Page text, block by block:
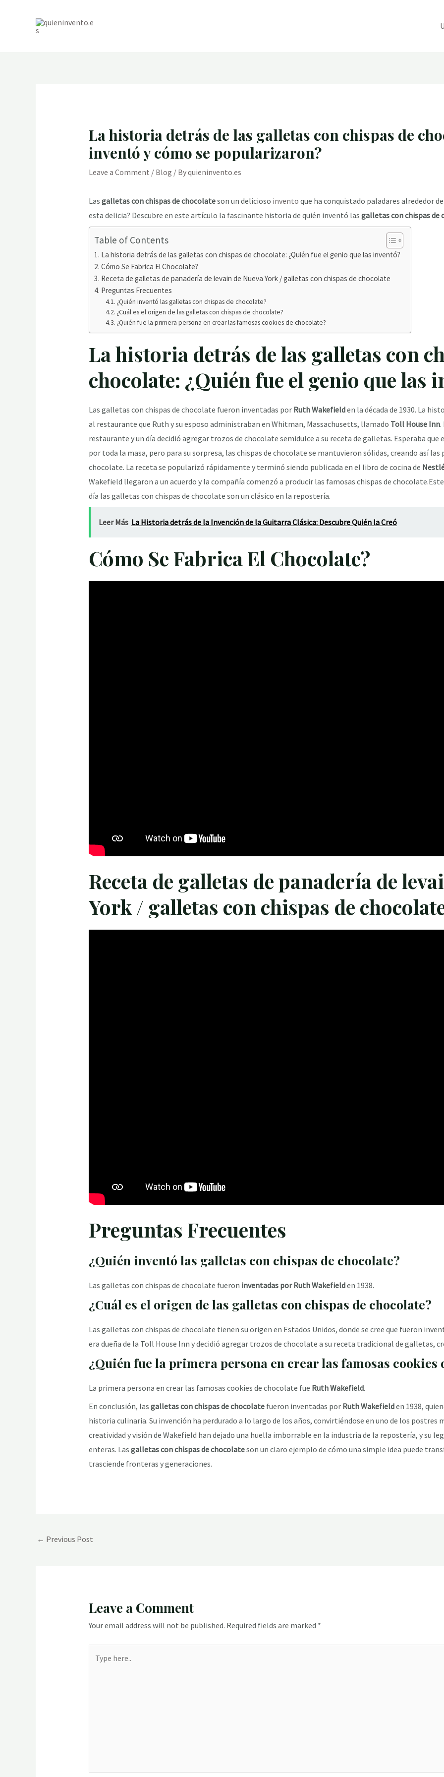
La historia detrás de las galletas con chispas de
inventó y cómo se popularizaron?
Leave a Comment / Blog / Byquieninvento.es
Las galletas con chispas de chocolateson un delicioso invento que ha conquistado paladares alrededor
esta delicia? Descubre en este artículo la fascinante historia de quién inventó las galletas con chispas de
Table of Contents
La historia detrás de las galletas con chispas de chocolate: ¿Quién fue el genio que las inventó?
Cómo Se Fabrica El Chocolate?
Receta de galletas de panadería de levain de Nueva York / galletas con chispas de chocolate
Preguntas Frecuentes
¿Quién inventó las galletas con chispas de chocolate?
¿Cuál es el origen de las galletas con chispas de chocolate?
¿Quién fue la primera persona en crear las famosas cookies de chocolate?
La historia detrás de las galletas con
chocolate: ¿Quién fue el genio que las
Las galletas con chispas de chocolate fueron inventadas por Ruth Wakefielden la década de 1930. La
al restaurante que Ruth y su esposo administraban en Whitman, Massachusetts, llamado Toll House Inn.
restaurante y un día decidió agregar trozos de chocolate semidulce a su receta de galletas. Esperaba
por toda la masa, pero para su sorpresa, las chispas de chocolate se mantuvieron sólidas, creando así
chocolate. La receta se popularizó rápidamente y terminó siendo publicada en el libro de cocina de
Wakefield llegaron a un acuerdo y la compañía comenzó a producir las famosas chispas de
día las galletas con chispas de chocolate son un clásico en la repostería.
Leer Más La Historia detrás de la Invención de la Guitarra Clásica: Descubre Quién la Creó
Cómo Se Fabrica El Chocolate?
Receta de galletas de panadería de
York / galletas con chispas de
Preguntas Frecuentes
¿Quién inventó las galletas con chispas de chocolate?
Las galletas con chispas de chocolate fueron inventadas por Ruth Wakefielden 1938.
¿Cuál es el origen de las galletas con chispas de chocolate?
Las galletas con chispas de chocolate tienen su origen en Estados Unidos, donde se cree que fueron
era dueña de la Toll House Inn y decidió agregar trozos de chocolate a su receta tradicional de galletas,
¿Quién fue la primera persona en crear las famosas cookies
La primera persona en crear las famosas cookies de chocolate fue Ruth Wakefield.
En conclusión, las galletas con chispas de chocolatefueron inventadas por Ruth Wakefielden 1938,
historia culinaria. Su invención ha perdurado a lo largo de los años, convirtiéndose en uno de los postres
creatividad y visión de Wakefield han dejado una huella imborrable en la industria de la repostería, y su
enteras. Las galletas con chispas de chocolateson un claro ejemplo de cómo una simple idea puede
trasciende fronteras y generaciones.
Post
← Previous Post
Leave a Comment
Your email address will not be published. Required fields are marked *
here..